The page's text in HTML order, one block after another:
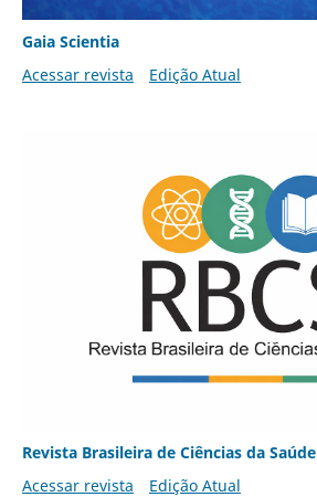
Gaia Scientia
Acessar revista
Edição Atual
Revista Brasileira de Ciências da Saúde
Acessar revista
Edição Atual